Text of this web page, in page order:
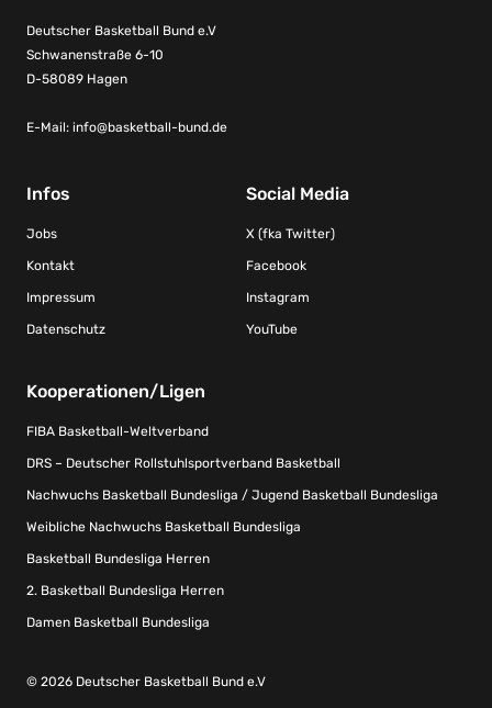
Deutscher Basketball Bund e.V
Schwanenstraße 6-10
D-58089 Hagen
E-Mail: info@basketball-bund.de
Infos
Jobs
Kontakt
Impressum
Datenschutz
Social Media
X (fka Twitter)
Facebook
Instagram
YouTube
Kooperationen/Ligen
FIBA Basketball-Weltverband
DRS – Deutscher Rollstuhlsportverband Basketball
Nachwuchs Basketball Bundesliga / Jugend Basketball Bundesliga
Weibliche Nachwuchs Basketball Bundesliga
Basketball Bundesliga Herren
2. Basketball Bundesliga Herren
Damen Basketball Bundesliga
© 2026 Deutscher Basketball Bund e.V